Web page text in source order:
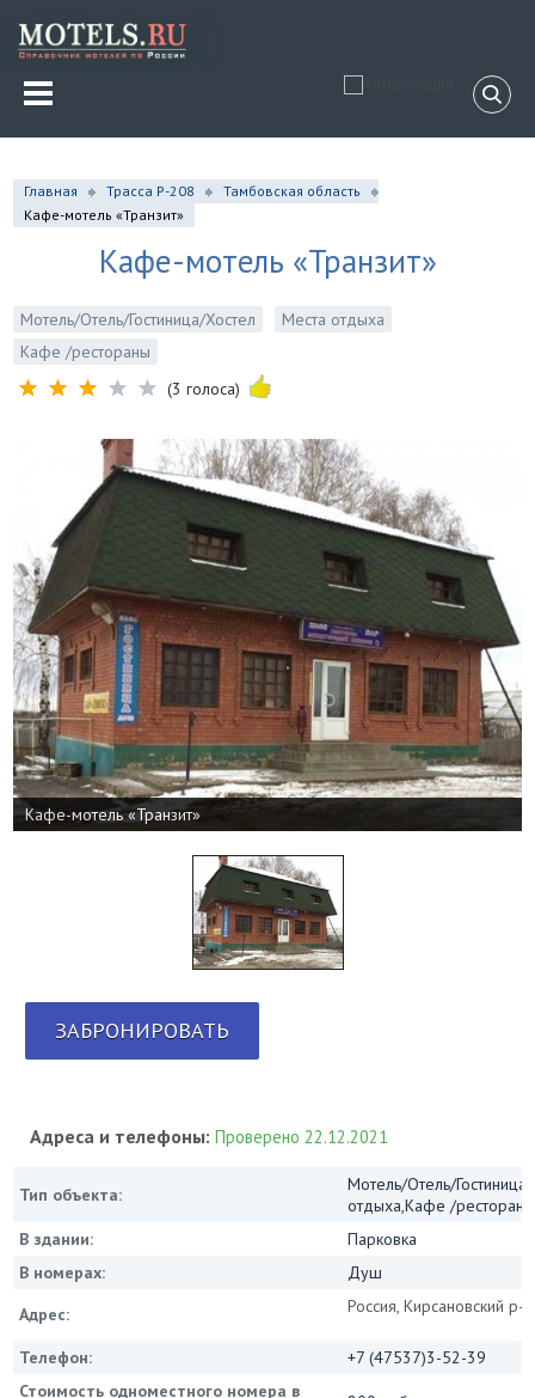
Главная Трасса Р-208
Тамбовская область
Кафе-мотель «Транзит»
Кафе-мотель «Транзит»
Мотель/Отель/Гостиница/Хостел
Места отдыха
Кафе /рестораны
(3 голоса)
Кафе-мотель «Транзит»
ЗАБРОНИРОВАТЬ
Адреса и телефоны:Проверено 22.12.2021
Тип объекта:
Мотель/Отель/
отдыха,Кафе /рестораны
В здании:
Парковка
В номерах:
Душ
Адрес:
Россия, Кирсановский р-
Телефон:
+7 (47537)3-52-39
Стоимость одноместного номера в